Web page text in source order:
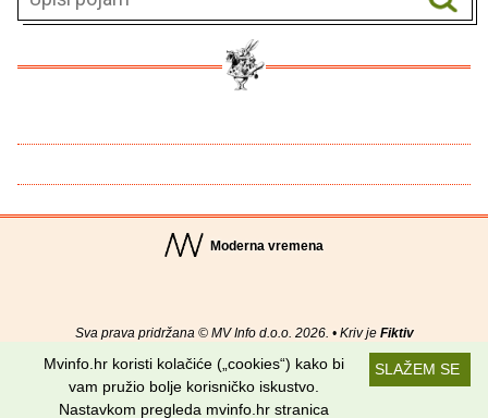
Moderna vremena
Sva prava pridržana © MV Info d.o.o. 2026. • Kriv je Fiktiv
Uvjeti korištenja RSS kanaliSLAŽEM SE
Mvinfo.hr koristi kolačiće („cookies“) kako bi
vam pružio bolje korisničko iskustvo.
Nastavkom pregleda mvinfo.hr stranica